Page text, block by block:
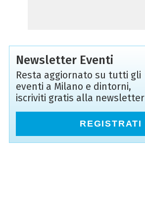
Newsletter Eventi
Resta aggiornato su tutti gli
eventi a Milano e dintorni,
iscriviti gratis alla newsletter
REGISTRATI